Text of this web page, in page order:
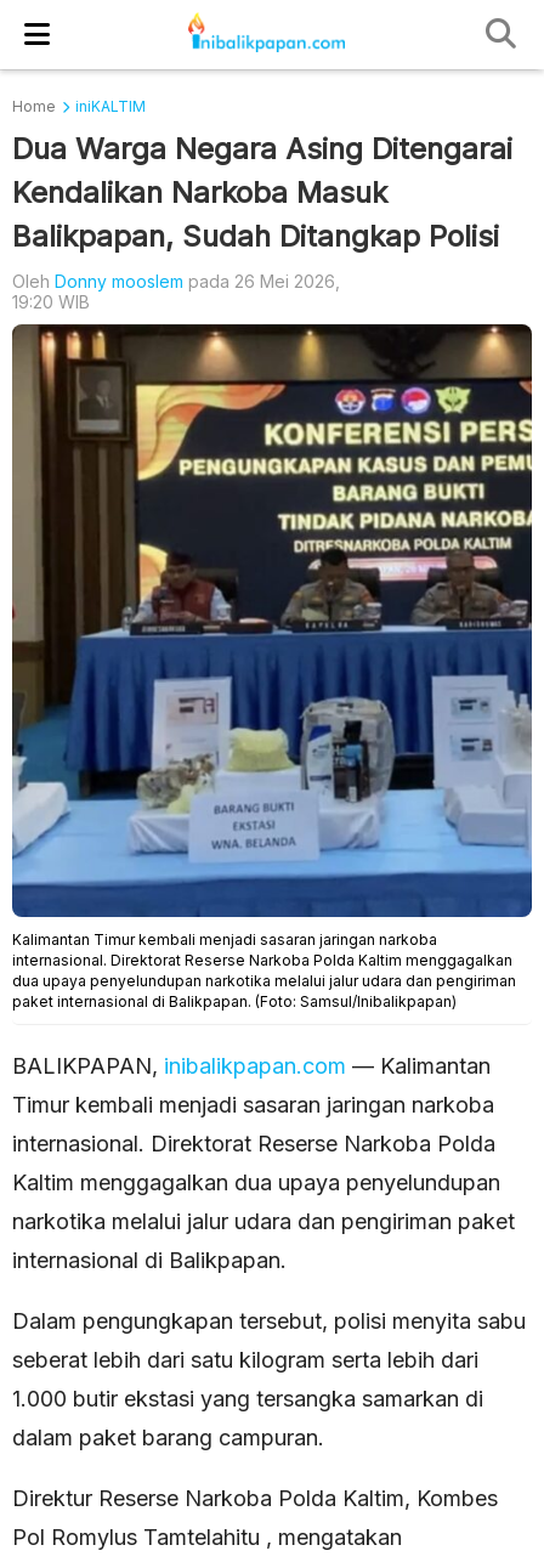
Home iniKALTIM
Dua Warga Negara Asing Ditengarai
Kendalikan Narkoba Masuk
Balikpapan, Sudah Ditangkap Polisi
Oleh Donny mooslem pada 26 Mei 2026,
19:20 WIB
Kalimantan Timur kembali menjadi sasaran jaringan narkoba
internasional. Direktorat Reserse Narkoba Polda Kaltim menggagalkan
dua upaya penyelundupan narkotika melalui jalur udara dan pengiriman
paket internasional di Balikpapan. (Foto: Samsul/Inibalikpapan)
BALIKPAPAN, inibalikpapan.com — Kalimantan
Timur kembali menjadi sasaran jaringan narkoba
internasional. Direktorat Reserse Narkoba Polda
Kaltim menggagalkan dua upaya penyelundupan
narkotika melalui jalur udara dan pengiriman paket
internasional di Balikpapan.
Dalam pengungkapan tersebut, polisi menyita sabu
seberat lebih dari satu kilogram serta lebih dari
1.000 butir ekstasi yang tersangka samarkan di
dalam paket barang campuran.
Direktur Reserse Narkoba Polda Kaltim, Kombes
Pol Romylus Tamtelahitu , mengatakan